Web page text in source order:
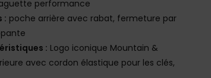
performance
: poche arrière avec rabat, fermeture par
: Logo iconique Mountain &
avec cordon élastique pour les clés,